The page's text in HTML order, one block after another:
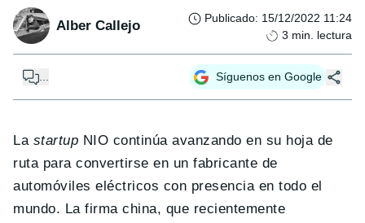
Alber Callejo Publicado: 15/12/2022 11:24
3 min. lectura
... Síguenos en Google
La startup NIO continúa avanzando en su hoja de
ruta para convertirse en un fabricante de
automóviles eléctricos con presencia en todo el
mundo. La firma china, que recientemente